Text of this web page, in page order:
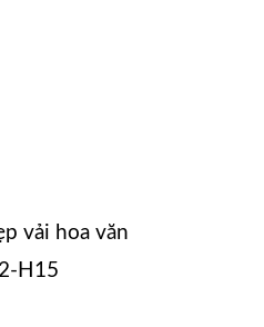
vải hoa văn
H15